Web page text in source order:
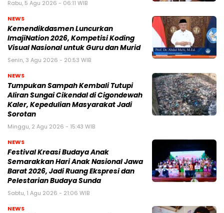
Rabu, 5 Agu 2026 - 06:11 WIB
NEWS
Kemendikdasmen Luncurkan
ImajiNation 2026, Kompetisi Koding
Visual Nasional untuk Guru dan Murid
Senin, 3 Agu 2026 - 20:53 WIB
NEWS
Tumpukan Sampah Kembali Tutupi
Aliran Sungai Cikendal di Cigondewah
Kaler, Kepedulian Masyarakat Jadi
Sorotan
Minggu, 2 Agu 2026 - 15:43 WIB
NEWS
Festival Kreasi Budaya Anak
Semarakkan Hari Anak Nasional Jawa
Barat 2026, Jadi Ruang Ekspresi dan
Pelestarian Budaya Sunda
Sabtu, 1 Agu 2026 - 21:06 WIB
NEWS